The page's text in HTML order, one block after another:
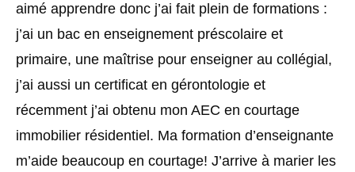
aimé apprendre donc j’ai fait plein de formations :
j’ai un bac en enseignement préscolaire et
primaire, une maîtrise pour enseigner au collégial,
j’ai aussi un certificat en gérontologie et
récemment j’ai obtenu mon AEC en courtage
immobilier résidentiel. Ma formation d’enseignante
m’aide beaucoup en courtage! J’arrive à marier les